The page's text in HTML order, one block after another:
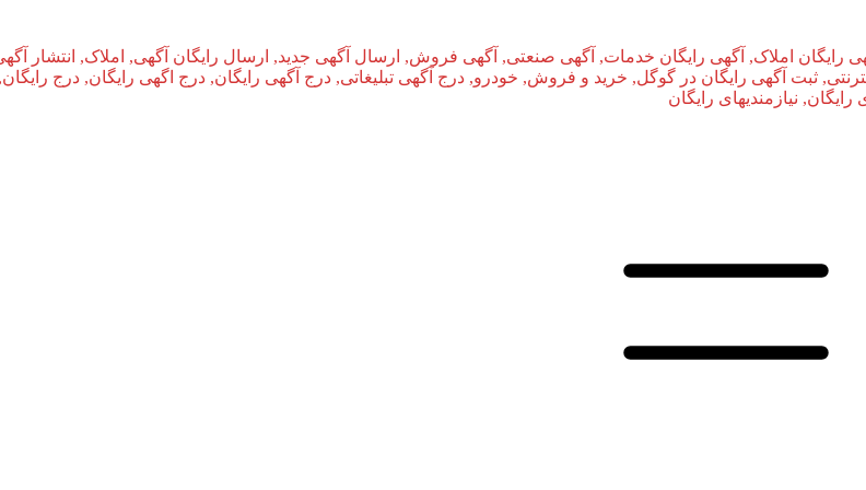
رایگان املاک, آگهی رایگان خدمات, آگهی صنعتی, آگهی فروش, ارسال آگهی جدید, ارسال رایگان آگهی, املاک, انتشار
ثبت آگهی رایگان در گوگل, خرید و فروش, خودرو, درج آگهی تبلیغاتی, درج آگهی رایگان, درج اگهی رایگان, درج
نیازمندیهای رایگان